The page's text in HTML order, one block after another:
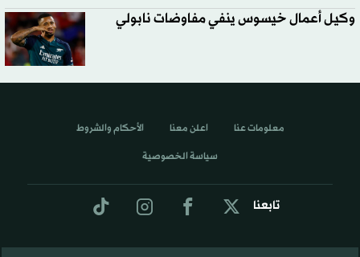
وكيل أعمال خيسوس ينفي مفاوضات نابولي
تابعنا
معلومات عنا اعلن معنا الأحكام والشروط
سياسة الخصوصية